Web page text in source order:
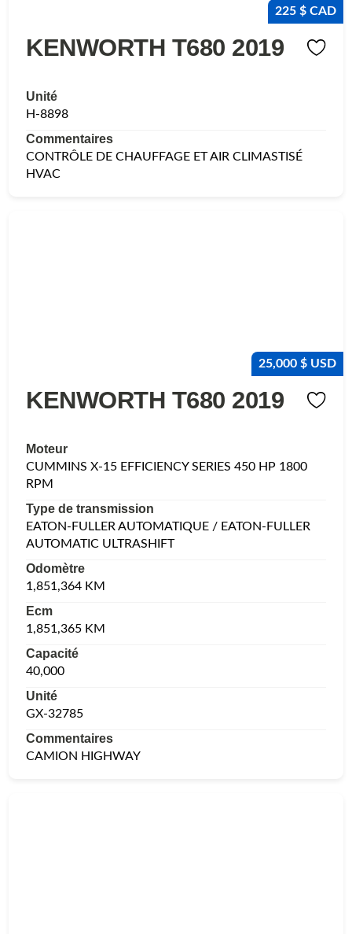
225 $ CAD
KENWORTH T680 2019
Unité
H-8898
Commentaires
CONTRÔLE DE CHAUFFAGE ET AIR CLIMASTISÉ
HVAC
25,000 $ USD
KENWORTH T680 2019
Moteur
CUMMINS X-15 EFFICIENCY SERIES 450 HP 1800
RPM
Type de transmission
EATON-FULLER AUTOMATIQUE / EATON-FULLER
AUTOMATIC ULTRASHIFT
Odomètre
1,851,364 KM
Ecm
1,851,365 KM
Capacité
40,000
Unité
GX-32785
Commentaires
CAMION HIGHWAY